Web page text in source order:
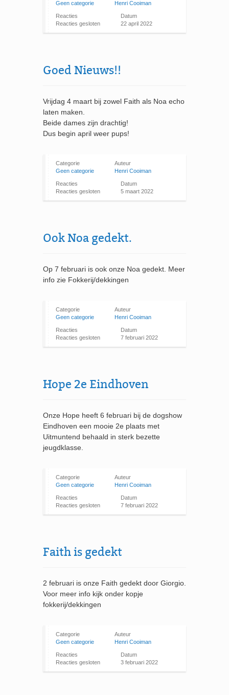
Geen categorie Henri Cooiman
Reacties
Reacties gesloten
Datum
22 april 2022
Goed Nieuws!!
Vrijdag 4 maart bij zowel Faith als Noa echo
laten maken.
Beide dames zijn drachtig!
Dus begin april weer pups!
Categorie
Geen categorie
Auteur
Henri Cooiman
Reacties
Reacties gesloten
Datum
5 maart 2022
Ook Noa gedekt.
Op 7 februari is ook onze Noa gedekt. Meer
info zie Fokkerij/dekkingen
Categorie
Geen categorie
Auteur
Henri Cooiman
Reacties
Reacties gesloten
Datum
7 februari 2022
Hope 2e Eindhoven
Onze Hope heeft 6 februari bij de dogshow
Eindhoven een mooie 2e plaats met
Uitmuntend behaald in sterk bezette
jeugdklasse.
Categorie
Geen categorie
Auteur
Henri Cooiman
Reacties
Reacties gesloten
Datum
7 februari 2022
Faith is gedekt
2 februari is onze Faith gedekt door Giorgio.
Voor meer info kijk onder kopje
fokkerij/dekkingen
Categorie
Geen categorie
Auteur
Henri Cooiman
Reacties
Reacties gesloten
Datum
3 februari 2022